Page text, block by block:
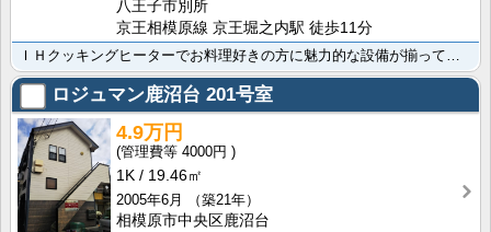
八王子市別所
京王相模原線 京王堀之内駅 徒歩11分
ＩＨクッキングヒーターでお料理好きの方に魅力的な設備が揃っていますよ。給湯を備えた素敵な物件ですよ。･･･
ロジュマン鹿沼台 201号室
4.9万円
4000円
1K
19.46㎡
2005年6月
（築21年）
相模原市中央区鹿沼台